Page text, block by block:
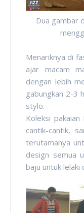
Dua gambar
Menariknya di
ajar macam
dengan lebih
gabungkan 2-3
stylo.
Koleksi
cantik-cantik,
terutamanya
design semua
baju untuk